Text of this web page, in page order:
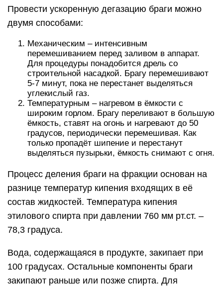
Провести ускоренную дегазацию браги можно
двумя способами:
Механическим – интенсивным
перемешиванием перед заливом в аппарат.
Для процедуры понадобится дрель со
строительной насадкой. Брагу перемешивают
5-7 минут, пока не перестанет выделяться
углекислый газ.
Температурным – нагревом в ёмкости с
широким горлом. Брагу переливают в большую
ёмкость, ставят на огонь и нагревают до 50
градусов, периодически перемешивая. Как
только пропадёт шипение и перестанут
выделяться пузырьки, ёмкость снимают с огня.
Процесс деления браги на фракции основан на
разнице температур кипения входящих в её
состав жидкостей. Температура кипения
этилового спирта при давлении 760 мм рт.ст. –
78,3 градуса.
Вода, содержащаяся в продукте, закипает при
100 градусах. Остальные компоненты браги
закипают раньше или позже спирта. Для